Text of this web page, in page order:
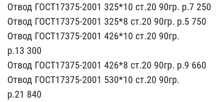
Отв​од ГОСТ17375-2001 325*10​ ст.20 90гр. р.7 250
Отв​од ГОСТ17375-2001 325*8 ​ст.20 90гр. р.5 750
Отво​д ГОСТ17375-2001 426*10 ​ст.20 90гр.
р.13 300
Отв​од ГОСТ17375-2001 426*8 ​ст.20 90гр. р.9 660
Отво​д ГОСТ17375-2001 530*10 ​ст.20 90гр.
р.21 840